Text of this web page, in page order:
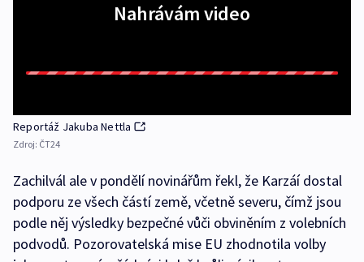
Nahrávám video
Reportáž Jakuba Nettla
Zdroj: ČT24
Zachilvál ale v pondělí novinářům řekl, že Karzáí dostal
podporu ze všech částí země, včetně severu, čímž jsou
podle něj výsledky bezpečné vůči obviněním z volebních
podvodů. Pozorovatelská mise EU zhodnotila volby